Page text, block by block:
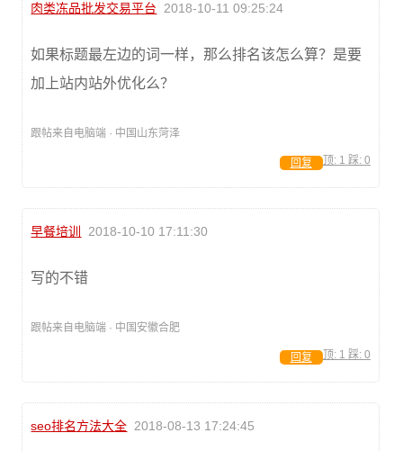
肉类冻品批发交易平台 2018-10-11 09:25:24
如果标题最左边的词一样，那么排名该怎么算？是要
加上站内站外优化么？
跟帖来自电脑端 · 中国山东菏泽
顶: 1 踩: 0
回复
早餐培训 2018-10-10 17:11:30
写的不错
跟帖来自电脑端 · 中国安徽合肥
顶: 1 踩: 0
回复
seo排名方法大全 2018-08-13 17:24:45